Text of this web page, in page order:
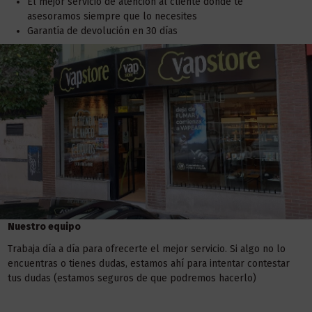
asesoramos siempre que lo necesites
Garantía de devolución en 30 días
Nuestro equipo
Trabaja día a día para ofrecerte el mejor servicio. Si algo no lo
encuentras o tienes dudas, estamos ahí para intentar contestar
tus dudas (estamos seguros de que podremos hacerlo)